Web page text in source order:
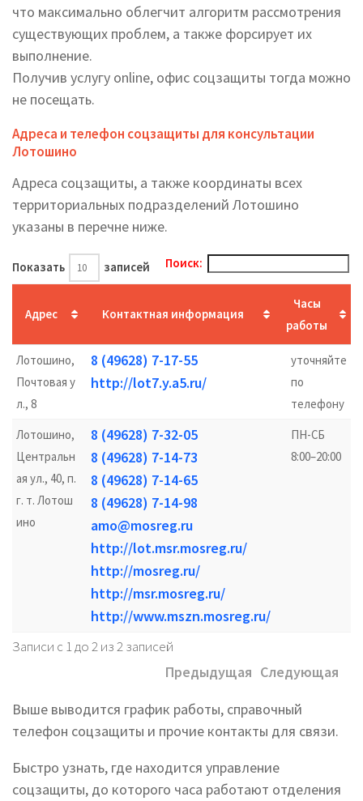
что максимально облегчит алгоритм рассмотрения
существующих проблем, а также форсирует их
выполнение.
Получив услугу online, офис соцзащиты тогда можно
не посещать.
Адреса и телефон соцзащиты для консультации
Лотошино
Адреса соцзащиты, а также координаты всех
территориальных подразделений Лотошино
указаны в перечне ниже.
Показать записей Поиск:
Адрес Контактная информация
Часы
работы
Лотошино,
Почтовая у
л., 8
8 (49628) 7-17-55
http://lot7.y.a5.ru/
уточняйте
по
телефону
Лотошино,
Центральн
ая ул., 40, п.
г. т. Лотош
ино
8 (49628) 7-32-05
8 (49628) 7-14-73
8 (49628) 7-14-65
8 (49628) 7-14-98
amo@mosreg.ru
http://lot.msr.mosreg.ru/
http://mosreg.ru/
http://msr.mosreg.ru/
http://www.mszn.mosreg.ru/
ПН-СБ
8:00–20:00
Записи с 1 до 2 из 2 записей
Предыдущая Следующая
Выше выводится график работы, справочный
телефон соцзащиты и прочие контакты для связи.
Быстро узнать, где находится управление
соцзащиты, до которого часа работают отделения